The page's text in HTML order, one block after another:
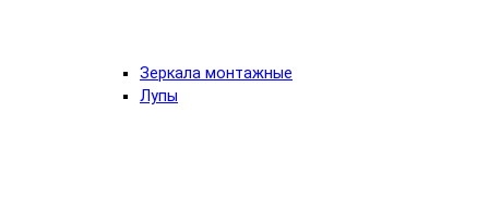
Зеркала монтажные
Лупы